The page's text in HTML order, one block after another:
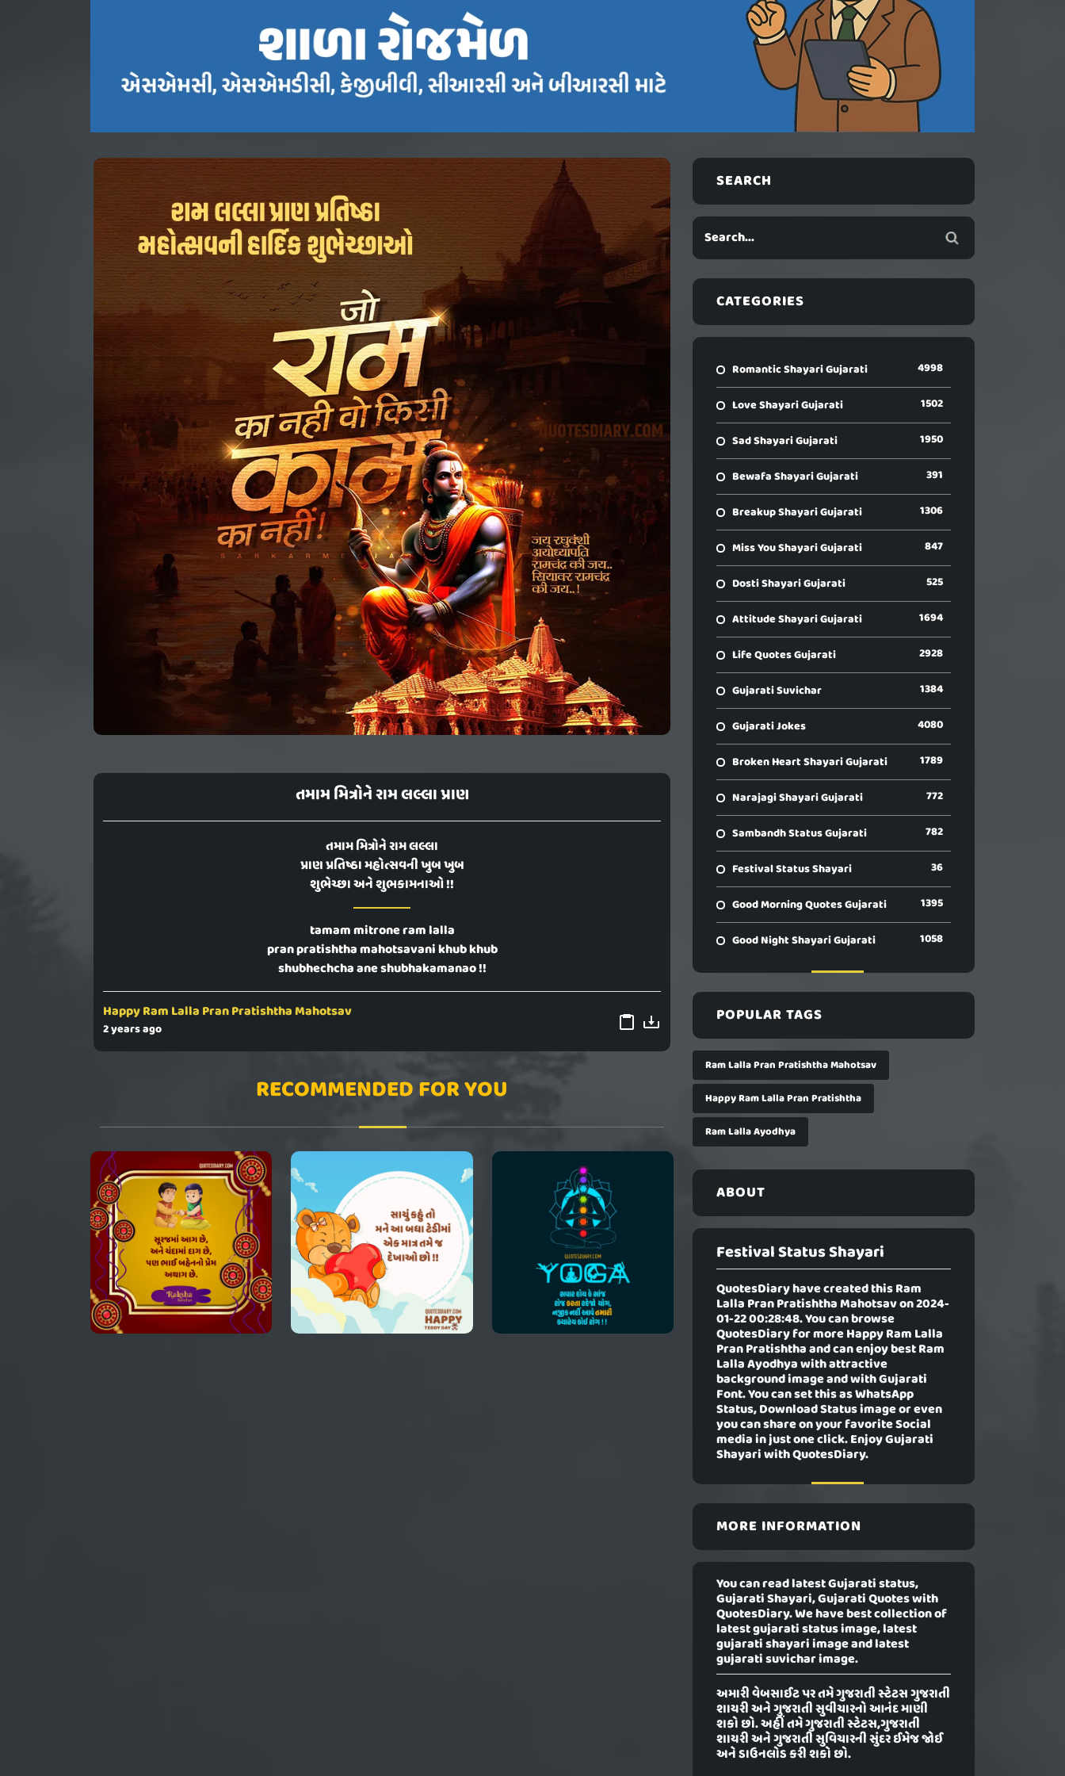
તમામ મિત્રોને રામ લલ્લા પ્રાણ
તમામ મિત્રોને રામ લલ્લા
પ્રાણ પ્રતિષ્ઠા મહોત્સવની ખુબ ખુબ
શુભેચ્છા અને શુભકામનાઓ !!
tamam mitrone ram lalla
pran pratishtha mahotsavani khub khub
shubhechcha ane shubhakamanao !!
Happy Ram Lalla Pran Pratishtha Mahotsav
2 years ago
RECOMMENDED FOR YOU
SEARCH
CATEGORIES
Romantic Shayari Gujarati 4998
Love Shayari Gujarati 1502
Sad Shayari Gujarati 1950
Bewafa Shayari Gujarati 391
Breakup Shayari Gujarati 1306
Miss You Shayari Gujarati 847
Dosti Shayari Gujarati 525
Attitude Shayari Gujarati 1694
Life Quotes Gujarati 2928
Gujarati Suvichar 1384
Gujarati Jokes 4080
Broken Heart Shayari Gujarati 1789
Narajagi Shayari Gujarati 772
Sambandh Status Gujarati 782
Festival Status Shayari 36
Good Morning Quotes Gujarati 1395
Good Night Shayari Gujarati 1058
POPULAR TAGS
Ram Lalla Pran Pratishtha Mahotsav
Happy Ram Lalla Pran Pratishtha
Ram Lalla Ayodhya
ABOUT
Festival Status Shayari
QuotesDiary have created thisRam
Lalla Pran Pratishtha Mahotsavon 2024-
01-22 00:28:48. You can browse
QuotesDiary for more Happy Ram Lalla
Pran Pratishtha and can enjoy best Ram
Lalla Ayodhya with attractive
background image and with Gujarati
Font. You can set this as WhatsApp
Status, Download Status image or even
you can share on your favorite Social
media in just one click. Enjoy Gujarati
Shayari with QuotesDiary.
MORE INFORMATION
You can read latest Gujarati status,
Gujarati Shayari, Gujarati Quotes with
QuotesDiary. We have best collection of
latest gujarati status image, latest
gujarati shayari image and latest
gujarati suvichar image.
અમારી વેબસાઈટ પર તમે ગુજરાતી સ્ટેટસ ગુજરાતી
શાયરી અને ગુજરાતી સુવીચારનો આનંદ માણી
શકો છો. અહીં તમે ગુજરાતી સ્ટેટસ,ગુજરાતી
શાયરી અને ગુજરાતી સુવિચારની સુંદર ઈમેજ જોઈ
અને ડાઉનલોડ કરી શકો છો.